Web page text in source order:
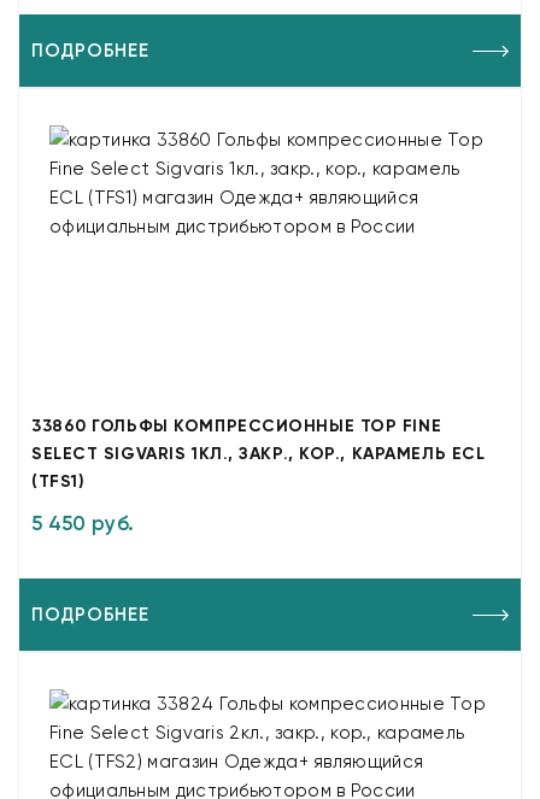
ПОДРОБНЕЕ
33860 ГОЛЬФЫ КОМПРЕССИОННЫЕ TOP FINE
SELECT SIGVARIS 1КЛ., ЗАКР., КОР., КАРАМЕЛЬ ECL
(TFS1)
5 450 руб.
ПОДРОБНЕЕ